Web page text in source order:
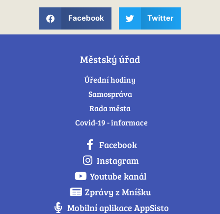
Facebook Twitter
Městský úřad
Úřední hodiny
Samospráva
Rada města
Covid-19 - informace
Facebook
Instagram
Youtube kanál
Zprávy z Mníšku
Mobilní aplikace AppSisto